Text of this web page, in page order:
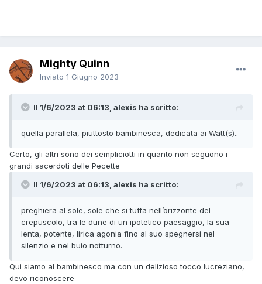
Mighty Quinn
Inviato 1 Giugno 2023
Il 1/6/2023 at 06:13, alexis ha scritto:
quella parallela, piuttosto bambinesca, dedicata ai Watt(s)..
Certo, gli altri sono dei sempliciotti in quanto non seguono i
grandi sacerdoti delle Pecette
Il 1/6/2023 at 06:13, alexis ha scritto:
preghiera al sole, sole che si tuffa nell’orizzonte del
crepuscolo, tra le dune di un ipotetico paesaggio, la sua
lenta, potente, lirica agonia fino al suo spegnersi nel
silenzio e nel buio notturno.
Qui siamo al bambinesco ma con un delizioso tocco lucreziano,
devo riconoscere